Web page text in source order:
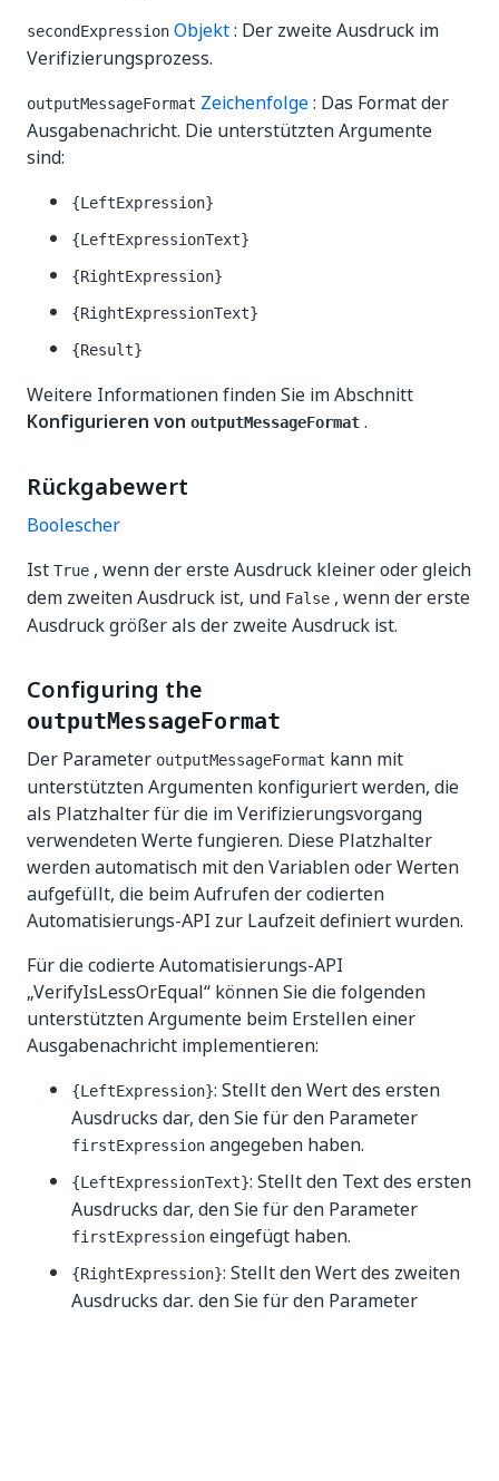
secondExpression Objekt: Der zweite Ausdruck im
Verifizierungsprozess.
outputMessageFormat Zeichenfolge: Das Format der
Ausgabenachricht. Die unterstützten Argumente
sind:
{LeftExpression}
{LeftExpressionText}
{RightExpression}
{RightExpressionText}
{Result}
Weitere Informationen finden Sie im Abschnitt
Konfigurieren von outputMessageFormat .
Rückgabewert
Boolescher
Ist True , wenn der erste Ausdruck kleiner oder gleich
dem zweiten Ausdruck ist, und False , wenn der erste
Ausdruck größer als der zweite Ausdruck ist.
Configuring the
outputMessageFormat
Der Parameter outputMessageFormat kann mit
unterstützten Argumenten konfiguriert werden, die
als Platzhalter für die im Verifizierungsvorgang
verwendeten Werte fungieren. Diese Platzhalter
werden automatisch mit den Variablen oder Werten
aufgefüllt, die beim Aufrufen der codierten
Automatisierungs-API zur Laufzeit definiert wurden.
Für die codierte Automatisierungs-API
„VerifyIsLessOrEqual“ können Sie die folgenden
unterstützten Argumente beim Erstellen einer
Ausgabenachricht implementieren:
{LeftExpression}: Stellt den Wert des ersten
Ausdrucks dar, den Sie für den Parameter
firstExpression angegeben haben.
{LeftExpressionText}: Stellt den Text des ersten
Ausdrucks dar, den Sie für den Parameter
firstExpression eingefügt haben.
{RightExpression}: Stellt den Wert des zweiten
Ausdrucks dar, den Sie für den Parameter